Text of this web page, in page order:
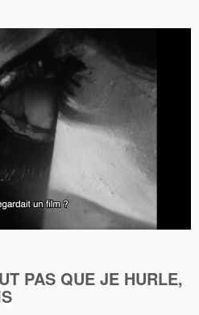
PAS QUE JE HURLE,